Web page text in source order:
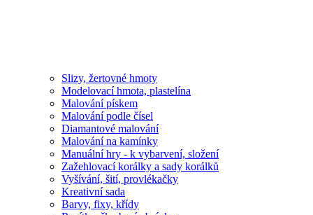
Slizy, žertovné hmoty
Modelovací hmota, plastelína
Malování pískem
Malování podle čísel
Diamantové malování
Malování na kamínky
Manuální hry - k vybarvení, složení
Zažehlovací korálky a sady korálků
Vyšívání, šití, provlékačky
Kreativní sada
Barvy, fixy, křídy